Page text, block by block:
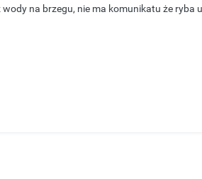
na brzegu, nie ma komunikatu że ryba